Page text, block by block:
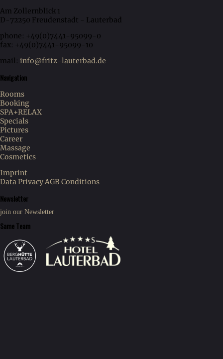
Am Zollernblick 1
D-72250 Freudenstadt - Lauterbad
phone: +49(0)7441-95099-0
fax: +49(0)7441-95099-10
mail: info@fritz-lauterbad.de
Navigation
Rooms
Booking
SPA+RELAX
Specials
Pictures
Career
Massage
Cosmetics
Imprint
Data PrivacyAGB Conditions
Newsletter
join our Newsletter
Same Team